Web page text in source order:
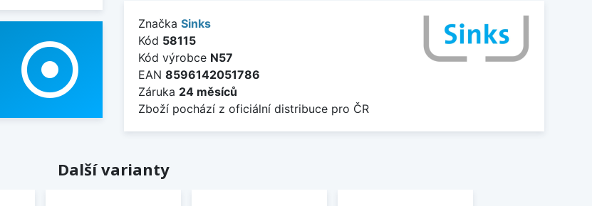
adjust
Značka Sinks
Kód 58115
Kód výrobce N57
EAN 8596142051786
Záruka 24 měsíců
Zboží pochází z oficiální distribuce pro ČR
Další varianty